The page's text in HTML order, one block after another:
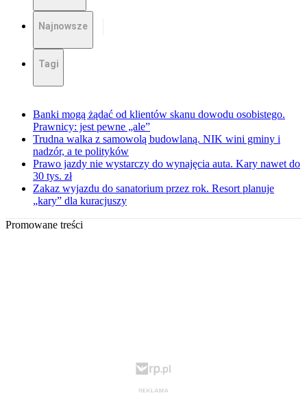
Najnowsze
Tagi
Banki mogą żądać od klientów skanu dowodu osobistego.
Prawnicy: jest pewne „ale”
Trudna walka z samowolą budowlaną. NIK wini gminy i
nadzór, a te polityków
Prawo jazdy nie wystarczy do wynajęcia auta. Kary nawet do
30 tys. zł
Zakaz wyjazdu do sanatorium przez rok. Resort planuje
„kary” dla kuracjuszy
Promowane treści